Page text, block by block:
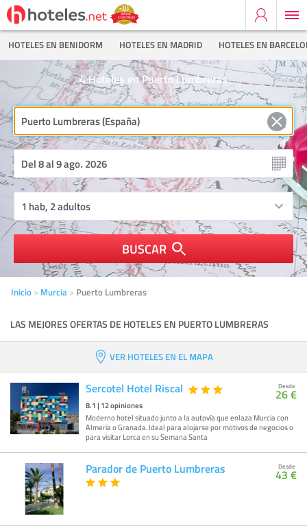
HOTELES EN BENIDORM HOTELES EN MADRID HOTELES EN
Hoteles en Puerto Lumbreras
4
BUSCAR
Inicio Murcia Puerto Lumbreras
LAS MEJORES OFERTAS DE HOTELES EN PUERTO LUMBRERAS
VER HOTELES EN EL MAPA
Sercotel Hotel Riscal
8.1| 12opiniones
Moderno hotel situado junto a la autovía que enlaza Murcia con
Almería o Granada. Ideal para alojarse por motivos de negocios o
para visitar Lorca en su Semana Santa
Desde
26 €
Parador de Puerto Lumbreras Desde
43 €